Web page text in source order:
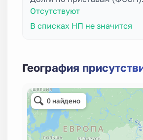
Отсутствуют
В списках НП не значится
География